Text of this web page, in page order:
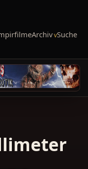
Archiv Suche